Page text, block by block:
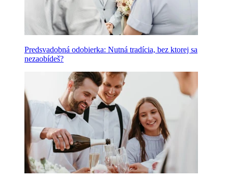
Predsvadobná odobierka: Nutná tradícia, bez ktorej sa
nezaobídeš?